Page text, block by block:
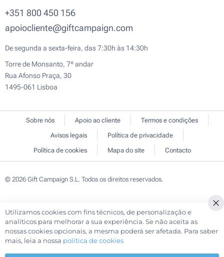
+351 800 450 156
apoiocliente@giftcampaign.com
De segunda a sexta-feira, das 7:30h às 14:30h
Torre de Monsanto, 7º andar
Rua Afonso Praça, 30
1495-061 Lisboa
Sobre nós Apoio ao cliente
Termos e condições
Avisos legais
Política de privacidade
Política de cookies
Mapa do site Contacto
© 2026 Gift Campaign S.L. Todos os direitos reservados.
Utilizamos cookies com fins técnicos, de personalização e
analíticos para melhorar a sua experiência. Se não aceita as
nossas cookies opcionais, a mesma poderá ser afetada. Para saber
mais, leia a nossa política de cookies